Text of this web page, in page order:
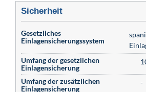
Sicherheit
Gesetzliches
Einlagensicherungssystem
Umfang der gesetzlichen
Einlagensicherung
Umfang der zusätzlichen
Einlagensicherung
-